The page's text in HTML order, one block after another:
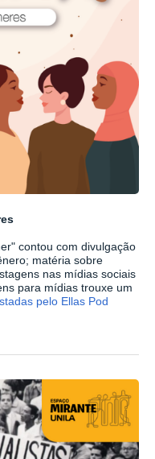
contou com divulgação
matéria sobre
nas mídias sociais
para mídias trouxe um
pelo Ellas Pod